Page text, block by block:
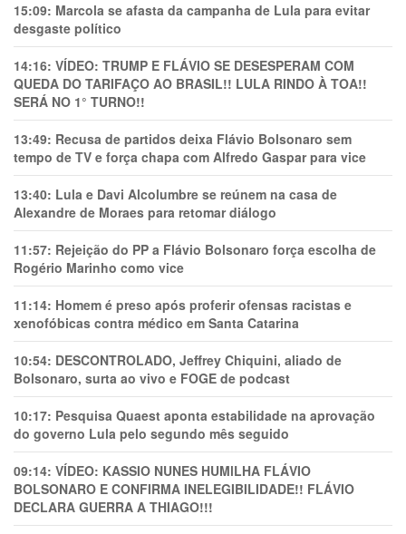
15:09: Marcola se afasta da campanha de Lula para evitar
desgaste político
14:16: VÍDEO: TRUMP E FLÁVIO SE DESESPERAM COM
QUEDA DO TARIFAÇO AO BRASIL!! LULA RINDO À TOA!!
SERÁ NO 1° TURNO!!
13:49: Recusa de partidos deixa Flávio Bolsonaro sem
tempo de TV e força chapa com Alfredo Gaspar para vice
13:40: Lula e Davi Alcolumbre se reúnem na casa de
Alexandre de Moraes para retomar diálogo
11:57: Rejeição do PP a Flávio Bolsonaro força escolha de
Rogério Marinho como vice
11:14: Homem é preso após proferir ofensas racistas e
xenofóbicas contra médico em Santa Catarina
10:54: DESCONTROLADO, Jeffrey Chiquini, aliado de
Bolsonaro, surta ao vivo e FOGE de podcast
10:17: Pesquisa Quaest aponta estabilidade na aprovação
do governo Lula pelo segundo mês seguido
09:14: VÍDEO: KASSIO NUNES HUMlLHA FLÁVIO
BOLSONARO E CONFIRMA INELEGIBILIDADE!! FLÁVIO
DECLARA GUERRA A THIAGO!!!